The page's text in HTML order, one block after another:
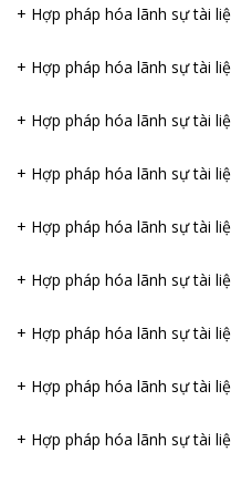
+ Hợp pháp hóa lãnh sự tài
+ Hợp pháp hóa lãnh sự tài
+ Hợp pháp hóa lãnh sự tài
+ Hợp pháp hóa lãnh sự tài
+ Hợp pháp hóa lãnh sự tài
+ Hợp pháp hóa lãnh sự tài
+ Hợp pháp hóa lãnh sự tài
+ Hợp pháp hóa lãnh sự tài
+ Hợp pháp hóa lãnh sự tài